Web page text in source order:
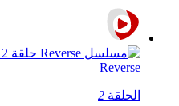
Reverse
الحلقة 2